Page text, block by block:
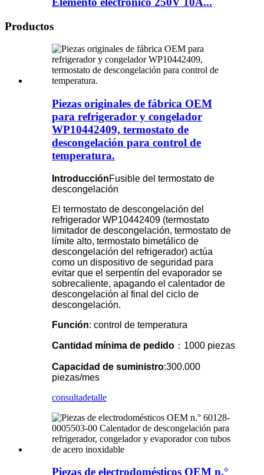
Productos
Piezas originales de fábrica OEM
para refrigerador y congelador
WP10442409, termostato de
descongelación para control de
temperatura.
IntroducciónFusible del termostato de
descongelación
El termostato de descongelación del
refrigerador WP10442409 (termostato
limitador de descongelación, termostato de
límite alto, termostato bimetálico de
descongelación del refrigerador) actúa
como un dispositivo de seguridad para
evitar que el serpentín del evaporador se
sobrecaliente, apagando el calentador de
descongelación al final del ciclo de
descongelación.
Función: control de temperatura
Cantidad mínima de pedido ：1000 piezas
Capacidad de suministro:300.000
piezas/mes
consultadetalle
Piezas de electrodomésticos OEM n.°